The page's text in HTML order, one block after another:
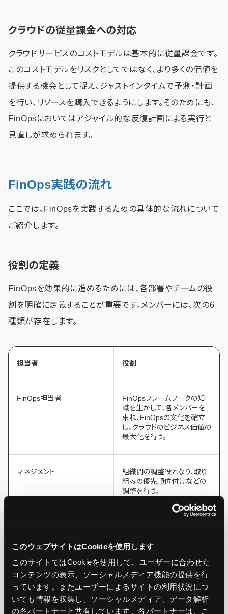
このウェブサイトはCookieを使用します
このサイトではCookieを使用して、ユーザーに合わせた
コンテンツの表示、ソーシャルメディア機能の提供を行
っています。またユーザーによるサイトの利用状況につ
いても情報を収集し、ソーシャルメディア、データ解析
の各パートナーと共有しています。各パートナーは、こ
クラウドの従量課金への対応
クラウドサービスのコストモデルは基本的に従量課金です。
このコストモデルをリスクとしてではなく、より多くの価値を
提供する機会として捉え、ジャストインタイムで予測・計画
を行い、リソースを購入できるようにします。そのためにも、
FinOpsにおいてはアジャイル的な反復計画による実行と
見直しが求められます。
FinOps実践の流れ
ここでは、FinOpsを実践するための具体的な流れについて
ご紹介します。
役割の定義
FinOpsを効果的に進めるためには、各部署やチームの役
割を明確に定義することが重要です。メンバーには、次の6
種類が存在します。
担当者 役割
FinOps担当者
FinOpsフレームワークの知
識を生かして、各メンバーを
束ね、FinOpsの文化を確立
し、クラウドのビジネス価値の
最大化を行う。
マネジメント
組織間の調整役となり、取り
組みの優先順位付けなどの
調整を行う。
る。また、FinOpsをビジネス
行う。
エンジニア
クラウドサービスのセキュリ
ティを確保しながら、コスト効